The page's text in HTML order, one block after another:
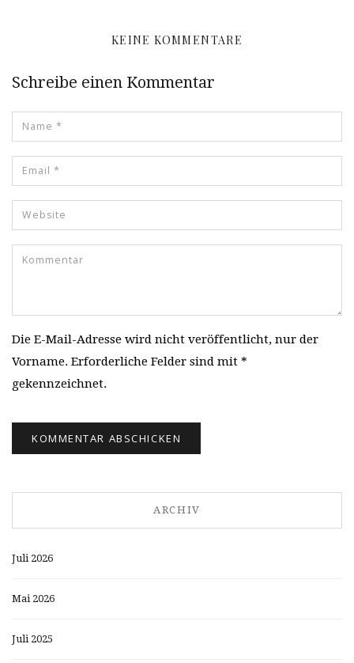
KEINE KOMMENTARE
Schreibe einen Kommentar
Die E-Mail-Adresse wird nicht veröffentlicht, nur der
Vorname. Erforderliche Felder sind mit *
gekennzeichnet.
ARCHIV
Juli 2026
Mai 2026
Juli 2025